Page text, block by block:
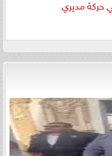
حركة مديري